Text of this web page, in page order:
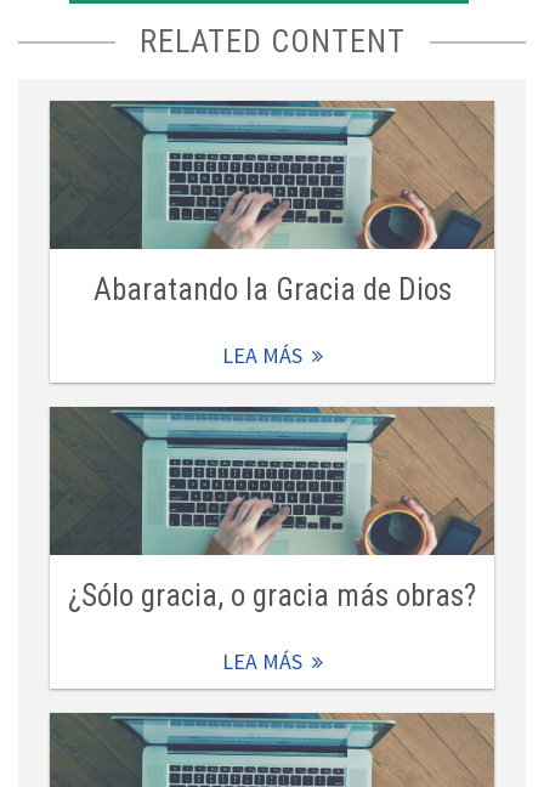
RELATED CONTENT
Abaratando la Gracia de Dios
LEA MÁS
¿Sólo gracia, o gracia más obras?
LEA MÁS